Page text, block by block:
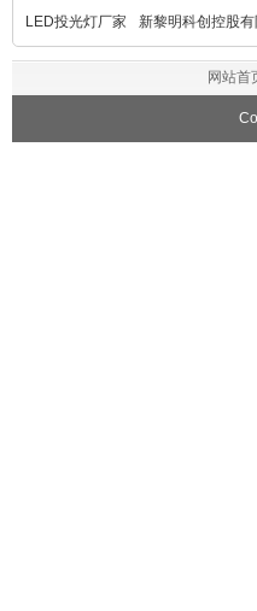
LED投光灯厂家 新黎明科创控股有
网站首